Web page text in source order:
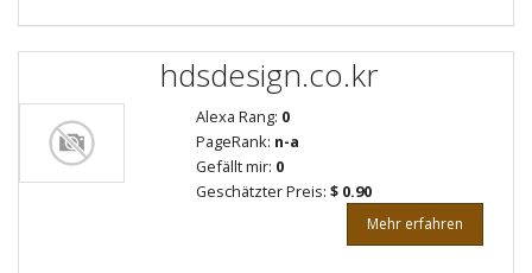
hdsdesign.co.kr
Alexa Rang: 0
PageRank: n-a
Gefällt mir: 0
Geschätzter Preis: $ 0.90
Mehr erfahren